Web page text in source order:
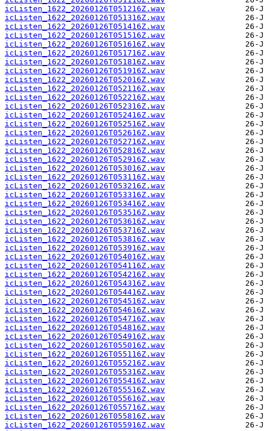
icListen_1622_20260126T051216Z.wav
icListen_1622_20260126T051316Z.wav
icListen_1622_20260126T051416Z.wav
icListen_1622_20260126T051516Z.wav
icListen_1622_20260126T051616Z.wav
icListen_1622_20260126T051716Z.wav
icListen_1622_20260126T051816Z.wav
icListen_1622_20260126T051916Z.wav
icListen_1622_20260126T052016Z.wav
icListen_1622_20260126T052116Z.wav
icListen_1622_20260126T052216Z.wav
icListen_1622_20260126T052316Z.wav
icListen_1622_20260126T052416Z.wav
icListen_1622_20260126T052516Z.wav
icListen_1622_20260126T052616Z.wav
icListen_1622_20260126T052716Z.wav
icListen_1622_20260126T052816Z.wav
icListen_1622_20260126T052916Z.wav
icListen_1622_20260126T053016Z.wav
icListen_1622_20260126T053116Z.wav
icListen_1622_20260126T053216Z.wav
icListen_1622_20260126T053316Z.wav
icListen_1622_20260126T053416Z.wav
icListen_1622_20260126T053516Z.wav
icListen_1622_20260126T053616Z.wav
icListen_1622_20260126T053716Z.wav
icListen_1622_20260126T053816Z.wav
icListen_1622_20260126T053916Z.wav
icListen_1622_20260126T054016Z.wav
icListen_1622_20260126T054116Z.wav
icListen_1622_20260126T054216Z.wav
icListen_1622_20260126T054316Z.wav
icListen_1622_20260126T054416Z.wav
icListen_1622_20260126T054516Z.wav
icListen_1622_20260126T054616Z.wav
icListen_1622_20260126T054716Z.wav
icListen_1622_20260126T054816Z.wav
icListen_1622_20260126T054916Z.wav
icListen_1622_20260126T055016Z.wav
icListen_1622_20260126T055116Z.wav
icListen_1622_20260126T055216Z.wav
icListen_1622_20260126T055316Z.wav
icListen_1622_20260126T055416Z.wav
icListen_1622_20260126T055516Z.wav
icListen_1622_20260126T055616Z.wav
icListen_1622_20260126T055716Z.wav
icListen_1622_20260126T055816Z.wav
icListen_1622_20260126T055916Z.wav